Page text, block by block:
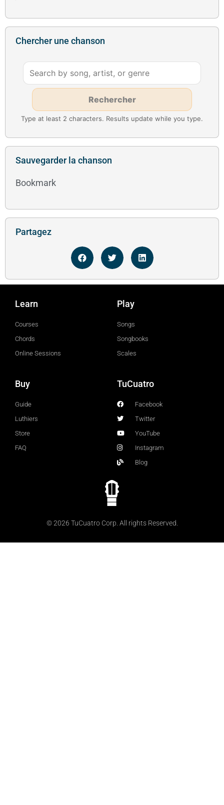
Chercher une chanson
Type at least 2 characters. Results update while you type.
Sauvegarder la chanson
Bookmark
Partagez
Learn
Courses
Chords
Online Sessions
Play
Songs
Songbooks
Scales
Buy
Guide
Luthiers
Store
FAQ
TuCuatro
Facebook
Twitter
YouTube
Instagram
Blog
© 2026 TuCuatro Corp. All rights Reserved.